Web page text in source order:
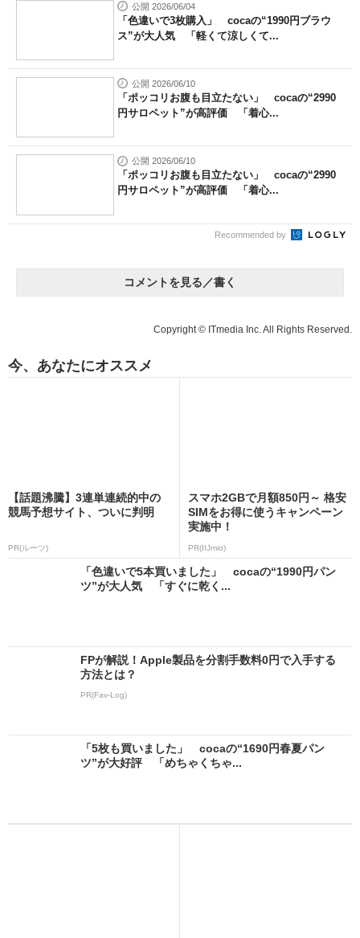
公開 2026/06/04
「色違いで3枚購入」 cocaの“1990円ブラウ
ス”が大人気 「軽くて涼しくて...
公開 2026/06/10
「ポッコリお腹も目立たない」 cocaの“2990
円サロペット”が高評価 「着心...
公開 2026/06/10
「ポッコリお腹も目立たない」 cocaの“2990
円サロペット”が高評価 「着心...
Recommended by
コメントを見る／書く
Copyright © ITmedia Inc. All Rights Reserved.
今、あなたにオススメ
【話題沸騰】3連単連続的中の
競馬予想サイト、ついに判明
PR(ルーツ)
スマホ2GBで月額850円～ 格安
SIMをお得に使うキャンペーン
実施中！
PR(IIJmio)
「色違いで5本買いました」 cocaの“1990円パン
ツ”が大人気 「すぐに乾く...
FPが解説！Apple製品を分割手数料0円で入手する
方法とは？
PR(Fav-Log)
「5枚も買いました」 cocaの“1690円春夏パン
ツ”が大好評 「めちゃくちゃ...